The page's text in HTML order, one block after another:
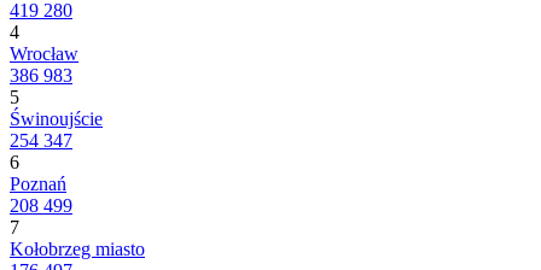
419 280
4
Wrocław
386 983
5
Świnoujście
254 347
6
Poznań
208 499
7
Kołobrzeg miasto